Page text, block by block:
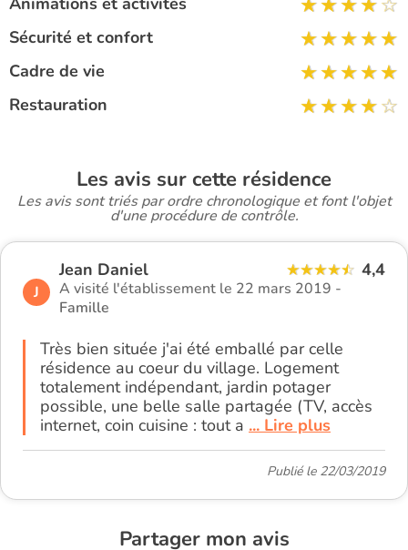
Sécurité et confort
Cadre de vie
Restauration
Les avis sur cette résidence
Les avis sont triés par ordre chronologique et font l'objet
d'une procédure de contrôle.
J
Jean Daniel 4,4
A visité l'établissement le 22 mars 2019 -
Famille
Très bien située j'ai été emballé par celle
résidence au coeur du village. Logement
totalement indépendant, jardin potager
possible, une belle salle partagée (TV, accès
internet, coin cuisine : tout a ... Lire plus
Publié le 22/03/2019
Partager mon avis